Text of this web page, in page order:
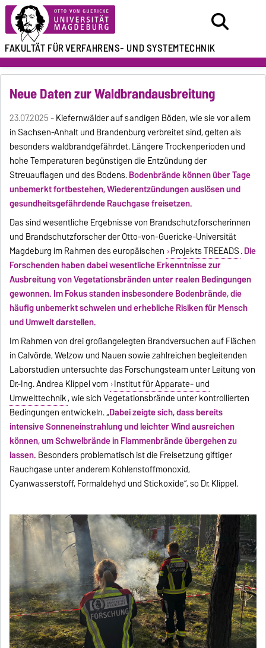
FAKULTÄT FÜRVERFAHRENS- UND SYSTEMTECHNIK
Neue Daten zur Waldbrandausbreitung
23.07.2025 -Kiefernwälder auf sandigen Böden, wie sie vor allem
in Sachsen-Anhalt und Brandenburg verbreitet sind, gelten als
besonders waldbrandgefährdet. Längere Trockenperioden und
hohe Temperaturen begünstigen die Entzündung der
Streuauflagen und des Bodens.Bodenbrände können über Tage
unbemerkt fortbestehen, Wiederentzündungen auslösen und
gesundheitsgefährdende Rauchgase freisetzen.
Das sind wesentliche Ergebnisse von Brandschutzforscherinnen
und Brandschutzforscher der Otto-von-Guericke-Universität
Magdeburg im Rahmen des europäischen Projekts TREEADS.Die
Forschenden haben dabei wesentliche Erkenntnisse zur
Ausbreitung von Vegetationsbränden unter realen Bedingungen
gewonnen. Im Fokus standen insbesondere Bodenbrände, die
häufig unbemerkt schwelen und erhebliche Risiken für Mensch
und Umwelt darstellen.
Im Rahmen von drei großangelegten Brandversuchen auf Flächen
in Calvörde, Welzow und Nauen sowie zahlreichen begleitenden
Laborstudien untersuchte das Forschungsteam unter Leitung von
Dr.-Ing. Andrea Klippel vom Institut für Apparate- und
Umwelttechnik, wie sich Vegetationsbrände unter kontrollierten
Bedingungen entwickeln. „Dabei zeigte sich, dass bereits
intensive Sonneneinstrahlung und leichter Wind ausreichen
können, um Schwelbrände in Flammenbrände übergehen zu
lassen. Besonders problematisch ist die Freisetzung giftiger
Rauchgase unter anderem Kohlenstoffmonoxid,
Cyanwasserstoff, Formaldehyd und Stickoxide“, so Dr. Klippel.